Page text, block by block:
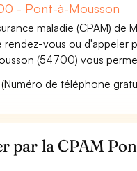
- Pont-à-Mousson
maladie (CPAM)
vous ou d'appeler
(54700) vous
de téléphone
par la CPAM